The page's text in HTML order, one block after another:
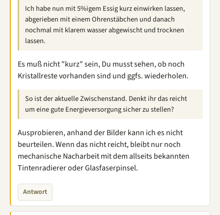
Ich habe nun mit 5%igem Essig kurz einwirken lassen,
abgerieben mit einem Ohrenstäbchen und danach
nochmal mit klarem wasser abgewischt und trocknen
lassen.
Es muß nicht "kurz" sein, Du musst sehen, ob noch
Kristallreste vorhanden sind und ggfs. wiederholen.
So ist der aktuelle Zwischenstand. Denkt ihr das reicht
um eine gute Energieversorgung sicher zu stellen?
Ausprobieren, anhand der Bilder kann ich es nicht
beurteilen. Wenn das nicht reicht, bleibt nur noch
mechanische Nacharbeit mit dem allseits bekannten
Tintenradierer oder Glasfaserpinsel.
Antwort